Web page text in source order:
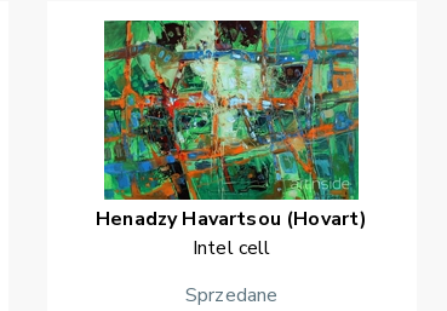
Henadzy Havartsou (Hovart)
Intel cell
Sprzedane